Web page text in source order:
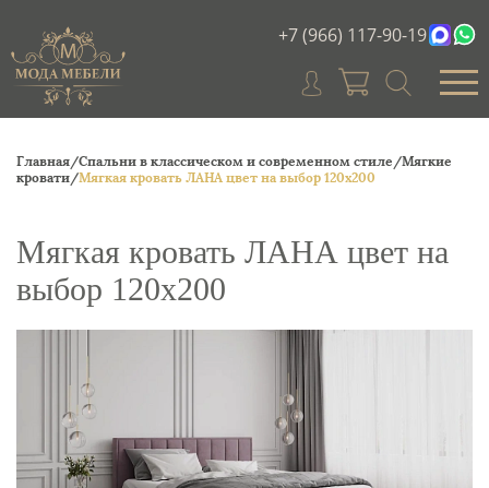
+7 (966) 117-90-19
Главная/Спальни в классическом и современном стиле/Мягкие
кровати/Мягкая кровать ЛАНА цвет на выбор 120х200
Мягкая кровать ЛАНА цвет на
выбор 120х200